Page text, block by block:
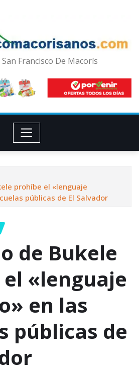
Francisco De Macorís
prohíbe el «lenguaje
públicas de El Salvador
de Bukele
«lenguaje
en las
públicas de